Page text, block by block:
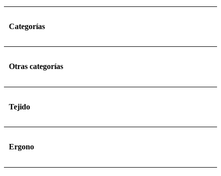
Categorías
Otras categorías
Tejido
Ergono